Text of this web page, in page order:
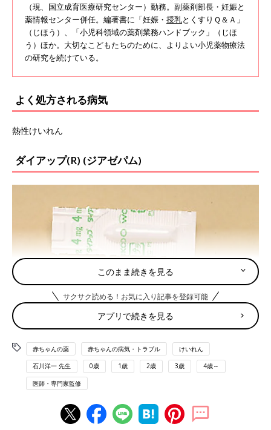
（現、国立成育医療研究センター）勤務。副薬剤部長・妊娠と
薬情報センター併任。編著書に「妊娠・ 授乳とくすりＱ＆Ａ」
（じほう）、「小児科領域の薬剤業務ハンドブック」（じほ
う）ほか。大切なこどもたちのために、よりよい小児薬物療法
の研究を続けている。
よく処方される病気
熱性けいれん
ダイアップ(R) (ジアゼパム)
（注意）続けて使用する場合は症状のあと1～2回まで、最低8時
間は空けること。それ以上続くときは追加せずに医師に相談。常
このまま続きを見る
サクサク読める！お気に入り記事を登録可能
アプリで続きを見る
赤ちゃんの薬 赤ちゃんの病気・トラブル けいれん
石川洋一 先生 0歳 1歳 2歳 3歳 4歳～
医師・専門家監修